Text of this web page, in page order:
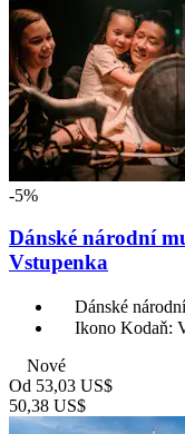
-5%
Dánské národní
Vstupenka
Dánské
Ikono Kodaň:
Nové
Od 53,03 US$
50,38 US$